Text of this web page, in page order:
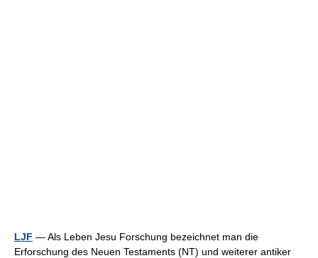
LJF — Als Leben Jesu Forschung bezeichnet man die
Erforschung des Neuen Testaments (NT) und weiterer antiker